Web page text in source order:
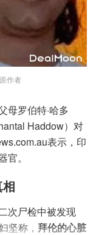
作者
母罗伯特·哈多
Haddow）对
表示，印
。
次尸检中被发现
坚称， 拜伦的心脏